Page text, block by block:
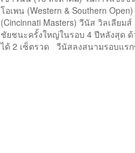
โอเพน (Western & Southern
(Cincinnati Masters) วีนัส วิลเลีย
ชัยชนะครั้งใหญ่ในรอบ 4 ปีหลังสุด ด้
ได้ 2 เซ็ตรวด วีนัสลงสนามรอบแร